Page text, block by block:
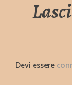
Devi essere